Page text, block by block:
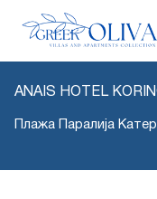
ANAIS HOTEL
Плажа Паралија